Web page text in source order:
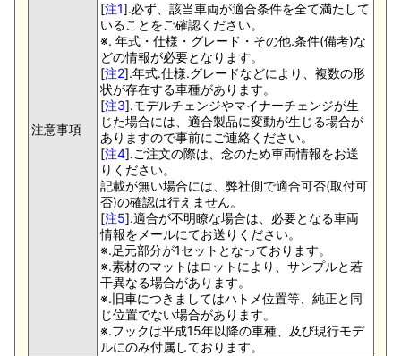
注意事項
[注1].必ず、該当車両が適合条件を全て満たして
いることをご確認ください。
※. 年式・仕様・グレード・その他.条件(備考)な
どの情報が必要となります。
[注2].年式.仕様.グレードなどにより、複数の形
状が存在する車種があります。
[注3].モデルチェンジやマイナーチェンジが生
じた場合には、適合製品に変動が生じる場合が
ありますので事前にご連絡ください。
[注4].ご注文の際は、念のため車両情報をお送
りください。
記載が無い場合には、弊社側で適合可否(取付可
否)の確認は行えません。
[注5].適合が不明瞭な場合は、必要となる車両
情報をメールにてお送りください。
※.足元部分が1セットとなっております。
※.素材のマットはロットにより、サンプルと若
干異なる場合があります。
※.旧車につきましてはハトメ位置等、純正と同
じ位置でない場合があります。
※.フックは平成15年以降の車種、及び現行モデ
ルにのみ付属しております。